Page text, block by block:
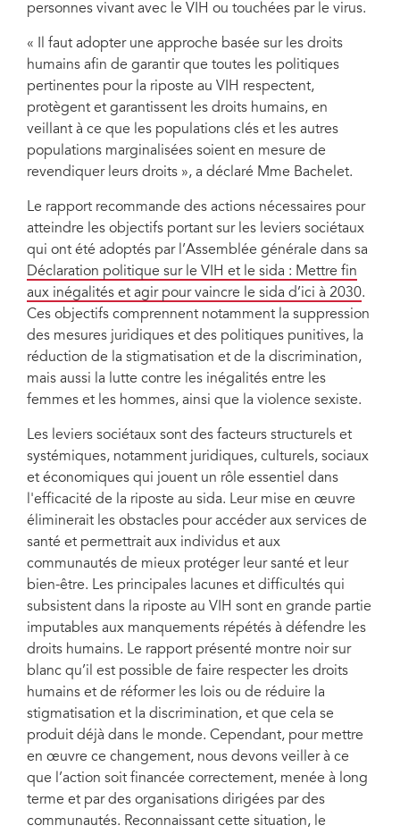
Matthew Kavanagh, UNAIDS Deputy Executive Director, a.i., Policy,
Advocacy and Knowledge Branch.
personnes vivant avec le VIH ou touchées par le virus.
« Il faut adopter une approche basée sur les droits
humains afin de garantir que toutes les politiques
pertinentes pour la riposte au VIH respectent,
protègent et garantissent les droits humains, en
veillant à ce que les populations clés et les autres
populations marginalisées soient en mesure de
revendiquer leurs droits », a déclaré Mme Bachelet.
Le rapport recommande des actions nécessaires pour
atteindre les objectifs portant sur les leviers sociétaux
qui ont été adoptés par l’Assemblée générale dans sa
Déclaration politique sur le VIH et le sida : Mettre fin
aux inégalités et agir pour vaincre le sida d’ici à 2030.
Ces objectifs comprennent notamment la suppression
des mesures juridiques et des politiques punitives, la
réduction de la stigmatisation et de la discrimination,
mais aussi la lutte contre les inégalités entre les
femmes et les hommes, ainsi que la violence sexiste.
Les leviers sociétaux sont des facteurs structurels et
systémiques, notamment juridiques, culturels, sociaux
et économiques qui jouent un rôle essentiel dans
l'efficacité de la riposte au sida. Leur mise en œuvre
éliminerait les obstacles pour accéder aux services de
santé et permettrait aux individus et aux
communautés de mieux protéger leur santé et leur
bien-être. Les principales lacunes et difficultés qui
subsistent dans la riposte au VIH sont en grande partie
imputables aux manquements répétés à défendre les
droits humains. Le rapport présenté montre noir sur
blanc qu’il est possible de faire respecter les droits
humains et de réformer les lois ou de réduire la
stigmatisation et la discrimination, et que cela se
produit déjà dans le monde. Cependant, pour mettre
en œuvre ce changement, nous devons veiller à ce
que l’action soit financée correctement, menée à long
terme et par des organisations dirigées par des
communautés. Reconnaissant cette situation, le